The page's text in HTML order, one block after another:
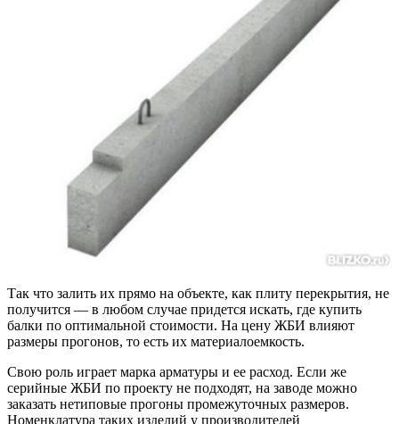
Так что залить их прямо на объекте, как плиту перекрытия, не
получится — в любом случае придется искать, где купить
балки по оптимальной стоимости. На цену ЖБИ влияют
размеры прогонов, то есть их материалоемкость.
Свою роль играет марка арматуры и ее расход. Если же
серийные ЖБИ по проекту не подходят, на заводе можно
заказать нетиповые прогоны промежуточных размеров.
Номенклатура таких изделий у производителей